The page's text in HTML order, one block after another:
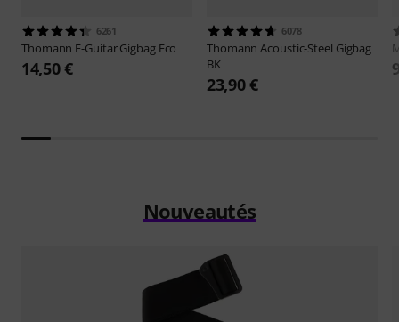
6261
Thomann E-Guitar Gigbag Eco
14,50 €
6078
ThomannAcoustic-Steel Gigbag
BK
23,90 €
Nouveautés